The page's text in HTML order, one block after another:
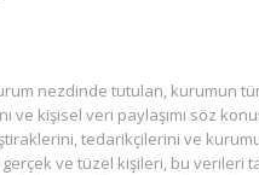
nezdinde tutulan, kurumun
ve kişisel veri paylaşımı söz
tedarikçilerini ve
ve tüzel kişileri, bu verileri